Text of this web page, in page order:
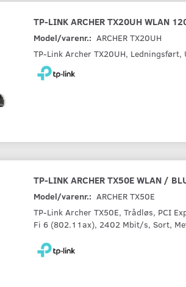
TP-LINK ARCHER TX20UH WLAN
Model/varenr.: ARCHER TX20UH
TP-Link Archer TX20UH,
TP-LINK ARCHER TX50E WLAN /
Model/varenr.: ARCHER TX50E
TP-Link Archer TX50E, Trådløs, PCI
Fi 6 (802.11ax), 2402 Mbit/s, Sort,